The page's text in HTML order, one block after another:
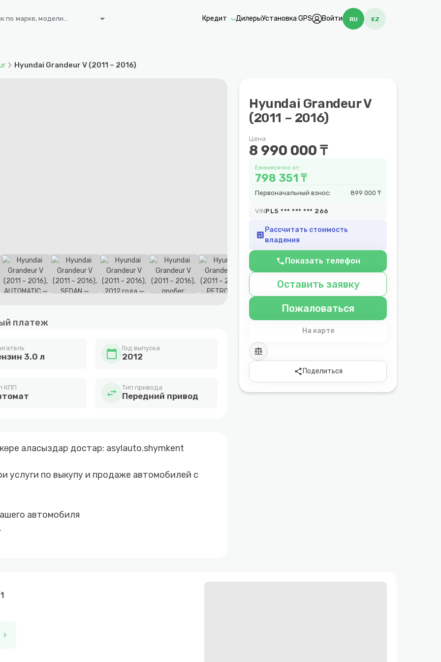
по марке, модели... arrow_drop_down Кредит ДилерыУстановка GPS Войти RU KZ
Hyundai Grandeur V (2011 – 2016)
Hyundai Grandeur V
(2011 – 2016)
Цена
8 990 000 ₸
Ежемесячно от:
798 351 ₸
Первоначальный взнос: 899 000 ₸
VINPL5 *** *** *** 266
calculate
Рассчитать стоимость
владения
phone Показать телефон
Оставить заявку
Пожаловаться
На карте
balance
share Поделиться
платеж
3.0 л calendar_today Год выпуска
2012
КПП swap_horiz Тип привода
Передний привод
аласыздар достар: asylauto.shymkent
услуги по выкупу и продаже автомобилей с
автомобиля
расчет
chevron_right